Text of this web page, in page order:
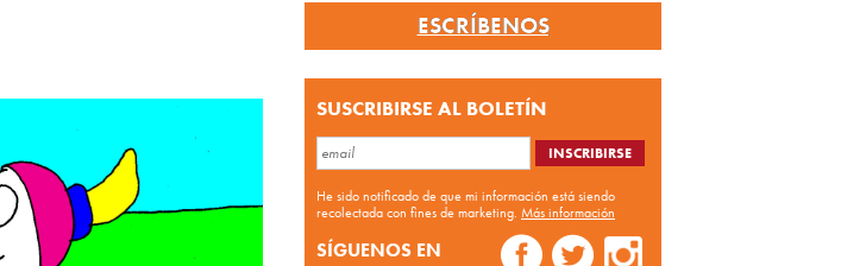
ESCRÍBENOS
SUSCRIBIRSE AL BOLETÍN
He sido notificado de que mi información está siendo
recolectada con fines de marketing. Más información
SÍGUENOS EN